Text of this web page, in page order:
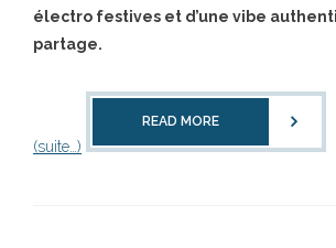
électro festives et d’une vibe
partage.
(suite…)
READ MORE